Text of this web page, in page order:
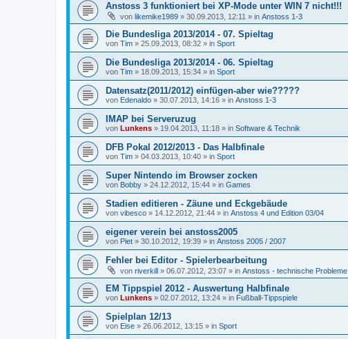
Anstoss 3 funktioniert bei XP-Mode unter WIN 7 nicht!!!
von likemike1989 » 30.09.2013, 12:11 » in Anstoss 1-3
Die Bundesliga 2013/2014 - 07. Spieltag
von Tim » 25.09.2013, 08:32 » in Sport
Die Bundesliga 2013/2014 - 06. Spieltag
von Tim » 18.09.2013, 15:34 » in Sport
Datensatz(2011/2012) einfügen-aber wie?????
von Edenaldo » 30.07.2013, 14:16 » in Anstoss 1-3
IMAP bei Serveruzug
von Lunkens » 19.04.2013, 11:18 » in Software & Technik
DFB Pokal 2012/2013 - Das Halbfinale
von Tim » 04.03.2013, 10:40 » in Sport
Super Nintendo im Browser zocken
von Bobby » 24.12.2012, 15:44 » in Games
Stadien editieren - Zäune und Eckgebäude
von vibesco » 14.12.2012, 21:44 » in Anstoss 4 und Edition 03/04
eigener verein bei anstoss2005
von Piet » 30.10.2012, 19:39 » in Anstoss 2005 / 2007
Fehler bei Editor - Spielerbearbeitung
von riverkill » 06.07.2012, 23:07 » in Anstoss - technische Probleme
EM Tippspiel 2012 - Auswertung Halbfinale
von Lunkens » 02.07.2012, 13:24 » in Fußball-Tippspiele
Spielplan 12/13
von Eise » 26.06.2012, 13:15 » in Sport